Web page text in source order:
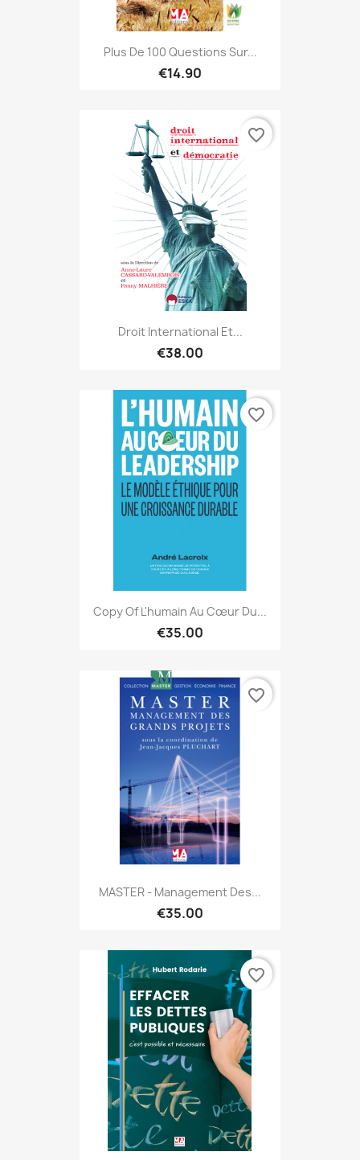
Plus De 100 Questions Sur...
€14.90
Droit International Et...
€38.00
favorite_border
Copy Of L'humain Au Cœur Du...
€35.00
favorite_border
MASTER - Management Des...
€35.00
favorite_border
favorite_border